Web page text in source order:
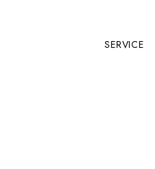
SERVICE